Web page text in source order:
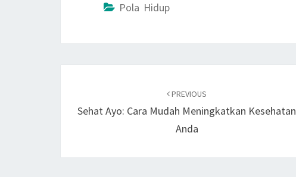
Pola Hidup
PREVIOUS
Sehat Ayo: Cara Mudah Meningkatkan Kesehatan
Anda